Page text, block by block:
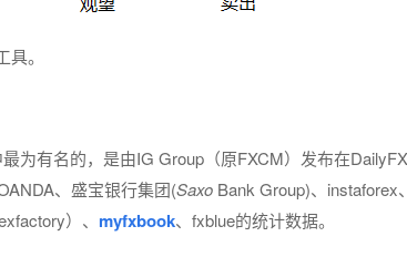
。
为有名的，是由IG Group（原FXCM）发布在
、盛宝银行集团(Saxo Bank Group)、instaforex
）、 myfxbook、fxblue的统计数据。